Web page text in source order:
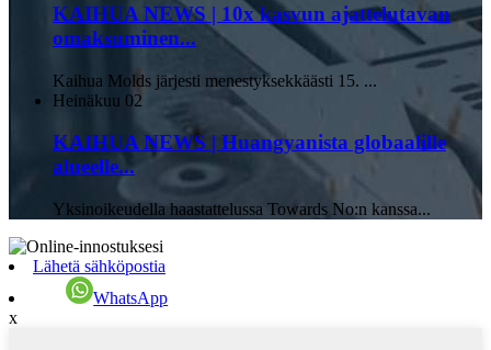
KAIHUA NEWS | 10x kasvun ajattelutavan
omaksuminen...
Kaihua Molds järjesti menestyksekkäästi 15. ...
Heinäkuu 02
KAIHUA NEWS | Huangyanista globaalille
alueelle...
Yksinoikeudella haastattelussa Towards No:n kanssa...
Lähetä sähköpostia
WhatsApp
x